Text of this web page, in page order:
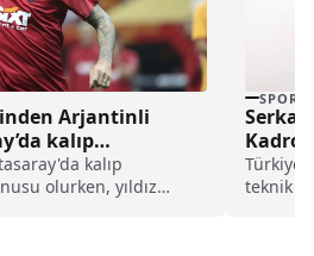
Arjantinli
kalıp
önemli
kalıp
olurken, yıldız
SPOR
Türkiye
teknik